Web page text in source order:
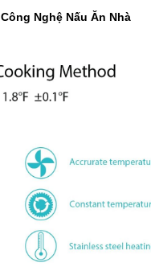
Công Nghệ Nấu Ăn Nhà